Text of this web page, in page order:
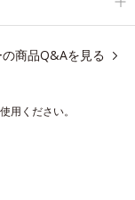
い仕上がりになり
商品Q&Aを見る
用ください。